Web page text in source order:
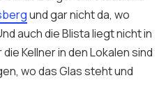
und gar nicht da, wo
auch die Blista liegt nicht in
Kellner in den Lokalen sind
wo das Glas steht und